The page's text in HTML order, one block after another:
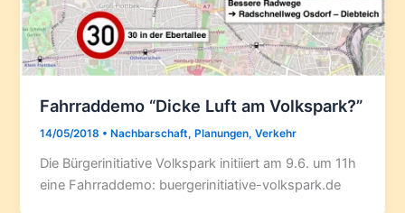
Fahrraddemo “Dicke Luft am Volkspark?”
14/05/2018 •Nachbarschaft,Planungen,Verkehr
Die Bürgerinitiative Volkspark initiiert am 9.6. um 11h
eine Fahrraddemo: buergerinitiative-volkspark.de